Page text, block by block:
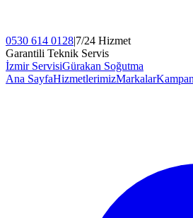
0530 614 0128|7/24 Hizmet
Garantili Teknik Servis
İzmir ServisiGürakan Soğutma
Ana SayfaHizmetlerimizMarkalar